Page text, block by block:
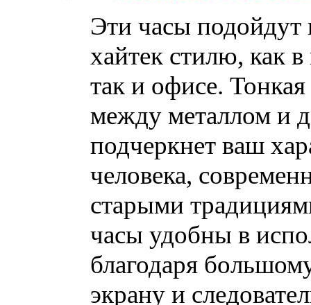
Эти часы
хайтек стилю, как
так и офисе. Тонкая
между металлом и
подчеркнет ваш
человека,
старыми
часы удобны в
благодаря
экрану и